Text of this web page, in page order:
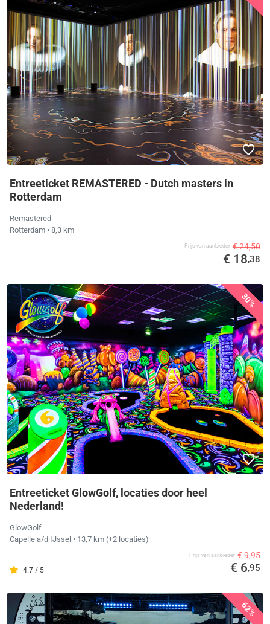
Entreeticket REMASTERED - Dutch masters in
Rotterdam
Remastered
Rotterdam • 8,3 km
Prijs van aanbieder € 24,50
€ 18,38
30%
Entreeticket GlowGolf, locaties door heel
Nederland!
GlowGolf
Capelle a/d IJssel • 13,7 km (+2 locaties)
4.7 / 5
Prijs van aanbieder € 9,95
€ 6,95
62%